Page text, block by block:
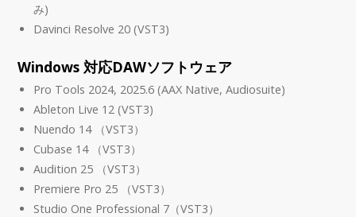
み)
Davinci Resolve 20 (VST3)
Windows 対応DAWソフトウェア
Pro Tools 2024, 2025.6 (AAX Native, Audiosuite)
Ableton Live 12 (VST3)
Nuendo 14 （VST3）
Cubase 14 （VST3）
Audition 25 （VST3）
Premiere Pro 25 （VST3）
Studio One Professional 7（VST3）